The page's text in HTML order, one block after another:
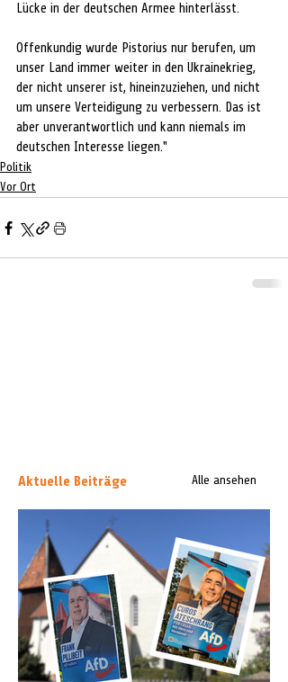
Lücke in der deutschen Armee hinterlässt.
Offenkundig wurde Pistorius nur berufen, um
unser Land immer weiter in den Ukrainekrieg,
der nicht unserer ist, hineinzuziehen, und nicht
um unsere Verteidigung zu verbessern. Das ist
aber unverantwortlich und kann niemals im
deutschen Interesse liegen."
Politik
Vor Ort
Aktuelle Beiträge Alle ansehen